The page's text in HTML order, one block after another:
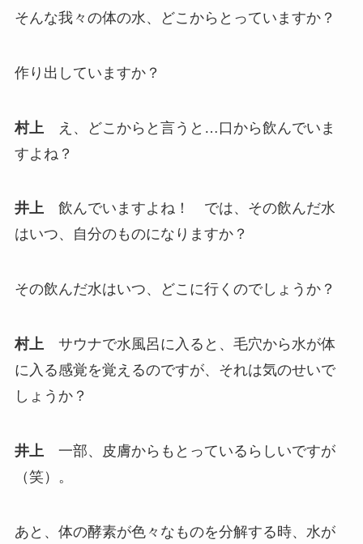
そんな我々の体の水、どこからとっていますか？
作り出していますか？
村上 え、どこからと言うと…口から飲んでいま
すよね？
井上飲んでいますよね！ では、その飲んだ水
はいつ、自分のものになりますか？
その飲んだ水はいつ、どこに行くのでしょうか？
村上サウナで水風呂に入ると、毛穴から水が体
に入る感覚を覚えるのですが、それは気のせいで
しょうか？
井上 一部、皮膚からもとっているらしいですが
（笑）。
あと、体の酵素が色々なものを分解する時、水が